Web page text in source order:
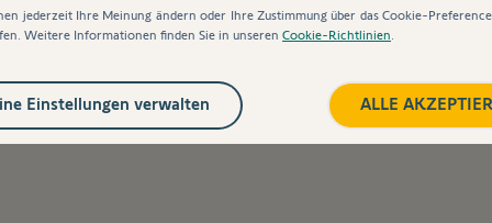
die Montage bereit - alle notwendigen Bauteile sind bereits
Anschließend montieren Sie dann beide Teile an nur zwei
fast vollständig automatisch - mit nur wenigen
jederzeit Ihre Meinung ändern oder Ihre Zustimmung über das Cookie-
Weitere Informationen finden Sie in unseren Cookie-Richtlinien
ALLE
Einstellungen verwalten